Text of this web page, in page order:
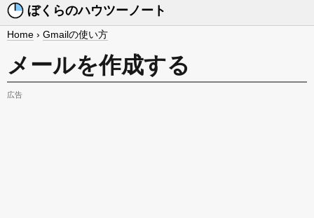
ぼくらのハウツーノート
Home › Gmailの使い方
メールを作成する
広告